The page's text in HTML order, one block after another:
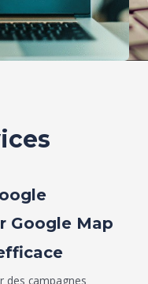
Google Map
des campagnes